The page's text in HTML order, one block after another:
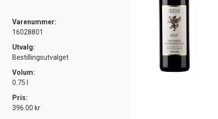
Varenummer:
16028801
Utvalg:
Bestillingsutvalget
Volum:
0.75 l
Pris:
396.00 kr